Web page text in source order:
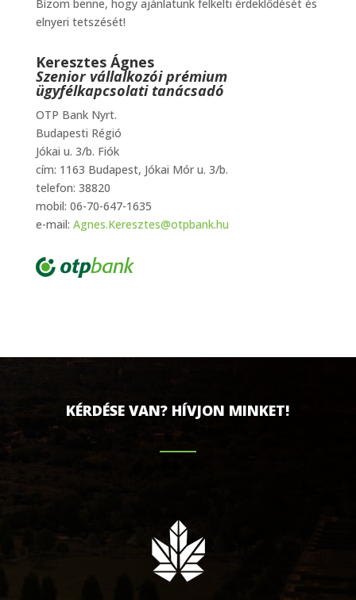
Bízom benne, hogy ajánlatunk felkelti érdeklődését és
elnyeri tetszését!
Keresztes Ágnes
Szenior vállalkozói prémium
ügyfélkapcsolati tanácsadó
OTP Bank Nyrt.
Budapesti Régió
Jókai u. 3/b. Fiók
cím: 1163 Budapest, Jókai Mór u. 3/b.
telefon: 38820
mobil: 06-70-647-1635
e-mail: Agnes.Keresztes@otpbank.hu
KÉRDÉSE VAN? HÍVJON MINKET!